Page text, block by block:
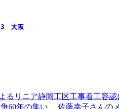
3 大阪
るリニア静岡工区工事着工容認
60年の集い 佐藤幸子さんのメ